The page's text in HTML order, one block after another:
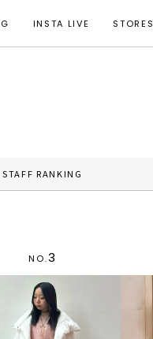
INSTA LIVE STORES
STAFF RANKING
NO.3